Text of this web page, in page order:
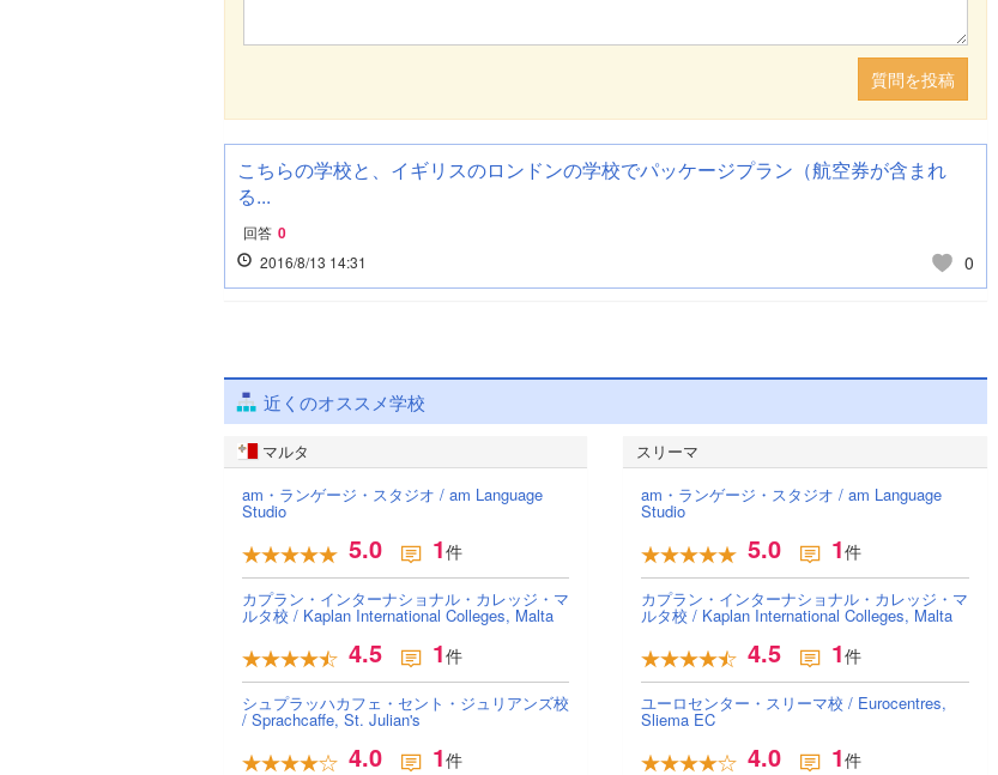
質問を投稿
こちらの学校と、イギリスのロンドンの学校でパッケージプラン（航空券が含まれ
る...
回答 0
2016/8/13 14:31
0
近くのオススメ学校
マルタ
am・ランゲージ・スタジオ / am Language
Studio
5.0 1件
カプラン・インターナショナル・カレッジ・マ
ルタ校 / Kaplan International Colleges, Malta
4.5 1件
シュプラッハカフェ・セント・ジュリアンズ校
/ Sprachcaffe, St. Julian's
4.0 1件
スリーマ
am・ランゲージ・スタジオ / am Language
Studio
5.0 1件
カプラン・インターナショナル・カレッジ・マ
ルタ校 / Kaplan International Colleges, Malta
4.5 1件
ユーロセンター・スリーマ校 / Eurocentres,
Sliema EC
4.0 1件